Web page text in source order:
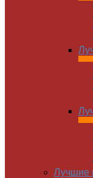
Лучшие